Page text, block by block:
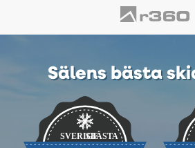
Sälens bästa